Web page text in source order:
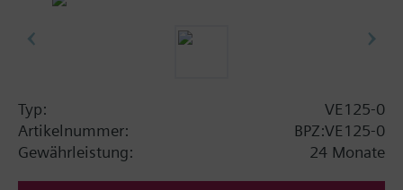
Die Ventile können mit den Siemens Antrieben und
Heizkörperreglern SSA.../STA../RT../REH.. betätigt
Typ:
VE125-0
Artikelnummer:
BPZ:VE125-0
Gewährleistung:
24 Monate